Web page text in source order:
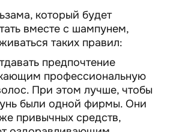
который будет
вместе с шампунем,
таких правил:
предпочтение
профессиональную
При этом лучше, чтобы
были одной фирмы. Они
привычных средств,